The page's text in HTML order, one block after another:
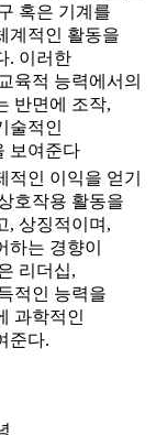
혹은 기계를
계적인 활동을
. 이러한
육적 능력에서의
반면에 조작,
술적인
보여준다
적인 이익을 얻기
호작용 활동을
, 상징적이며,
하는 경향이
리더십,
적인 능력을
과학적인
준다.